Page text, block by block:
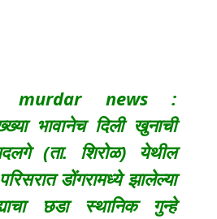
murdar news :
भावानेच दिली खुनाची
(ता. शिरोळ) येथील
डोंगरामध्ये झालेल्या
छडा स्थानिक गुन्हे